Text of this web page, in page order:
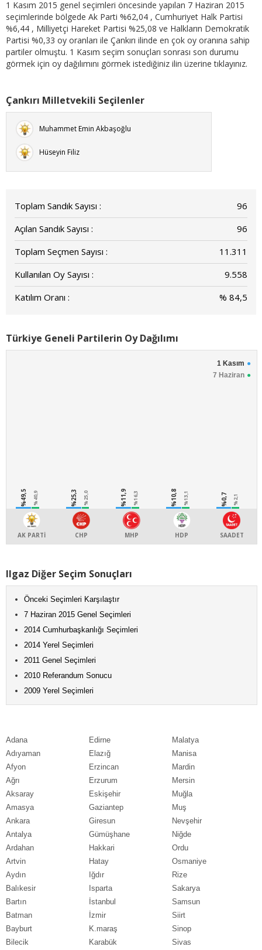
Adana
Adıyaman
Afyon
Ağrı
Aksaray
Amasya
Ankara
Antalya
Ardahan
Artvin
Aydın
Balıkesir
Bartın
Batman
Bayburt
Bilecik
Edirne
Elazığ
Erzincan
Erzurum
Eskişehir
Gaziantep
Giresun
Gümüşhane
Hakkari
Hatay
Iğdır
Isparta
İstanbul
İzmir
K.maraş
Karabük
Malatya
Manisa
Mardin
Mersin
Muğla
Muş
Nevşehir
Niğde
Ordu
Osmaniye
Rize
Sakarya
Samsun
Siirt
Sinop
Sivas
1 Kasım 2015 genel seçimleri öncesinde yapılan 7 Haziran 2015
seçimlerinde bölgede Ak Parti %62,04 , Cumhuriyet Halk Partisi
%6,44 , Milliyetçi Hareket Partisi %25,08 ve Halkların Demokratik
Partisi %0,33 oy oranları ile Çankırı ilinde en çok oy oranına sahip
partiler olmuştu. 1 Kasım seçim sonuçları sonrası son durumu
görmek için oy dağılımını görmek istediğiniz ilin üzerine tıklayınız.
Çankırı Milletvekili Seçilenler
Muhammet Emin Akbaşoğlu
Hüseyin Filiz
Toplam Sandık Sayısı :
96
Açılan Sandık Sayısı :
96
Toplam Seçmen Sayısı :
11.311
Kullanılan Oy Sayısı :
9.558
Katılım Oranı :
% 84,5
Türkiye Geneli Partilerin Oy Dağılımı
1 Kasım
7 Haziran
%49,5 %40,9
AK PARTİ
%25,3 %25,0
CHP
%11,9 %16,3
MHP
%10,8 %13,1
HDP
%0,7 %2,1
SAADET
Ilgaz Diğer Seçim Sonuçları
Önceki Seçimleri Karşılaştır
7 Haziran 2015 Genel Seçimleri
2014 Cumhurbaşkanlığı Seçimleri
2014 Yerel Seçimleri
2011 Genel Seçimleri
2010 Referandum Sonucu
2009 Yerel Seçimleri